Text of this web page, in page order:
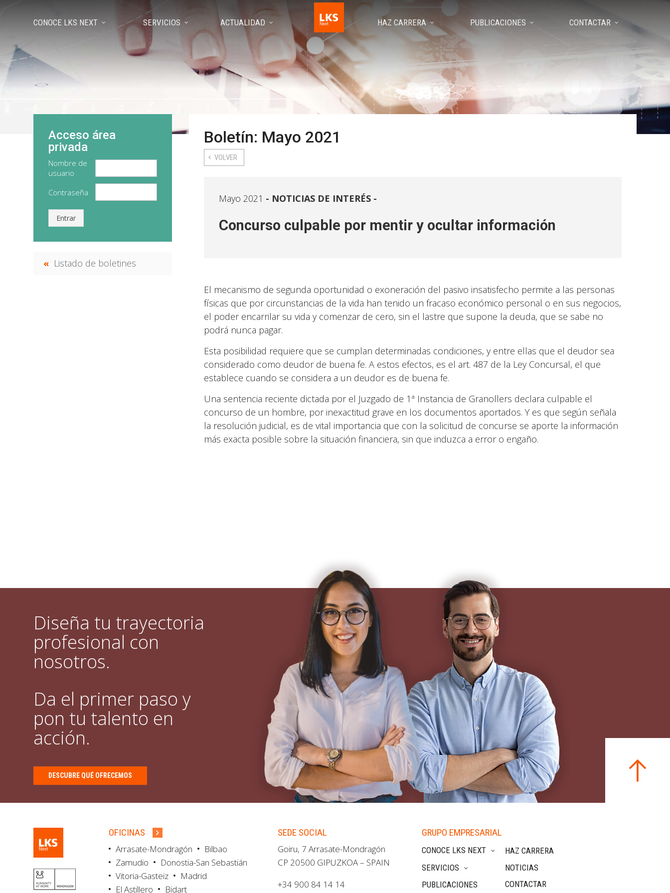
CONOCE LKS NEXT SERVICIOS ACTUALIDAD HAZ CARRERA PUBLICACIONES CONTACTAR
Boletín: Mayo 2021
VOLVER
Mayo 2021 NOTICIAS DE INTERÉS -
Concurso culpable por mentir y ocultar información
El mecanismo de segunda oportunidad o exoneración del pasivo insatisfecho permite a las personas
físicas que por circunstancias de la vida han tenido un fracaso económico personal o en sus negocios,
el poder encarrilar su vida y comenzar de cero, sin el lastre que supone la deuda, que se sabe no
podrá nunca pagar.
Esta posibilidad requiere que se cumplan determinadas condiciones, y entre ellas que el deudor sea
considerado como deudor de buena fe. A estos efectos, es el art. 487 de la Ley Concursal, el que
establece cuando se considera a un deudor es de buena fe.
Una sentencia reciente dictada por el Juzgado de 1ª Instancia de Granollers declara culpable el
concurso de un hombre, por inexactitud grave en los documentos aportados. Y es que según señala
la resolución judicial, es de vital importancia que con la solicitud de concurse se aporte la información
más exacta posible sobre la situación financiera, sin que induzca a error o engaño.
Acceso área
privada
Nombre de
usuario
Contraseña
Entrar
Listado de boletines
Diseña tu trayectoria
profesional con
nosotros.
Da el primer paso y
pon tu talento en
acción.
DESCUBRE QUÉ OFRECEMOS
OFICINAS
Arrasate-Mondragón
Bilbao
Zamudio
Donostia-San Sebastián
Vitoria-Gasteiz
Madrid
El Astillero
Bidart
SEDE SOCIAL
Goiru, 7 Arrasate-Mondragón
CP 20500 GIPUZKOA – SPAIN
+34 900 84 14 14
GRUPO EMPRESARIAL
CONOCE LKS NEXT
SERVICIOS
PUBLICACIONES
HAZ CARRERA
NOTICIAS
CONTACTAR